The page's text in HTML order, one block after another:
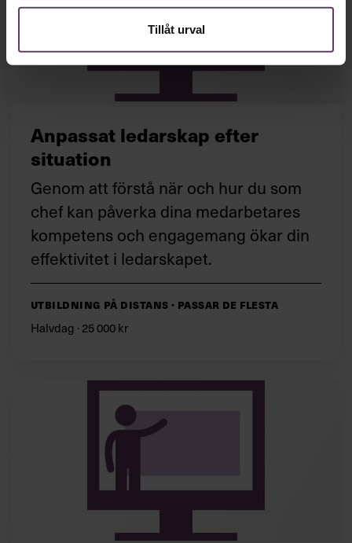
Tillåt urval
Anpassat ledarskap efter
situation
Genom att förstå när och hur du som
chef kan påverka dina medarbetares
kompetens och engagemang ökar din
effektivitet i ledarskapet.
Utbildning på distans · Passar de flesta
Halvdag · 25 000 kr